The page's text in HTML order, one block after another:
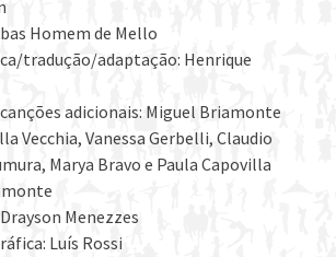
Homem de Mello
tradução/adaptação: Henrique
adicionais: Miguel Briamonte
Vecchia, Vanessa Gerbelli, Claudio
Marya Bravo e Paula Capovilla
Menezzes
Luís Rossi